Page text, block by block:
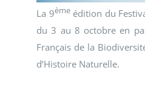
La 9èmeédition du
du 3 au 8 octobre en
Français de la
d’Histoire Naturelle.